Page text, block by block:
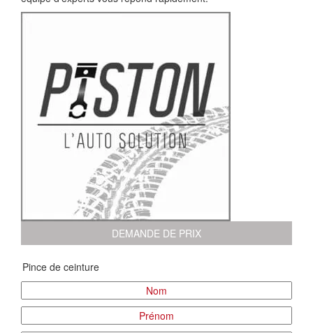
DEMANDE DE PRIX